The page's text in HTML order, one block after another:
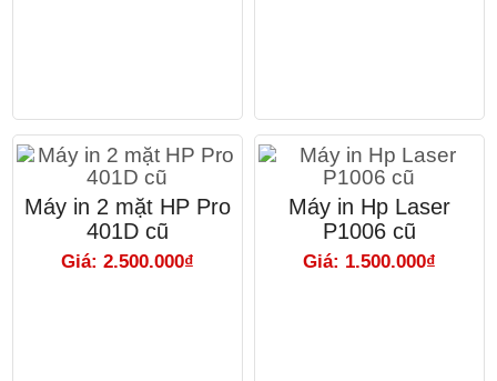
Máy in 2 mặt HP Pro
401D cũ
Giá: 2.500.000₫
Máy in Hp Laser
P1006 cũ
Giá: 1.500.000₫